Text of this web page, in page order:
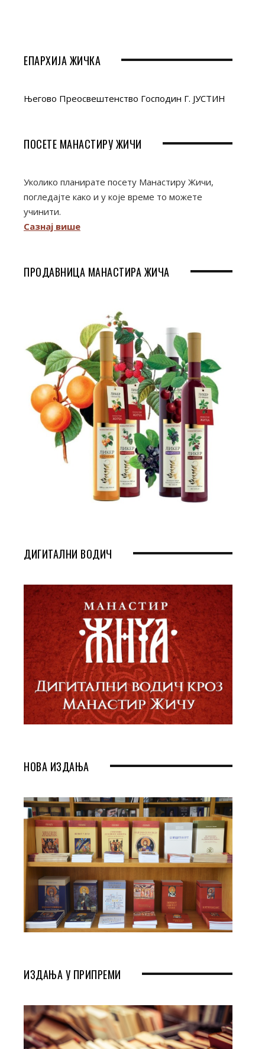
ЕПАРХИЈА ЖИЧКА
Његово Преосвештенство Господин Г. ЈУСТИН
ПОСЕТЕ МАНАСТИРУ ЖИЧИ
Уколико планирате посету Манастиру Жичи,
погледајте како и у које време то можете
учинити.
Сазнај више
ПРОДАВНИЦА МАНАСТИРА ЖИЧА
ДИГИТАЛНИ ВОДИЧ
НОВА ИЗДАЊА
ИЗДАЊА У ПРИПРЕМИ